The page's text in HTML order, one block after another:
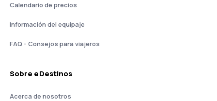
Calendario de precios
Información del equipaje
FAQ - Consejos para viajeros
Sobre eDestinos
Acerca de nosotros